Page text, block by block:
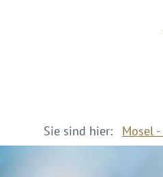
Sie sind hier: Mosel